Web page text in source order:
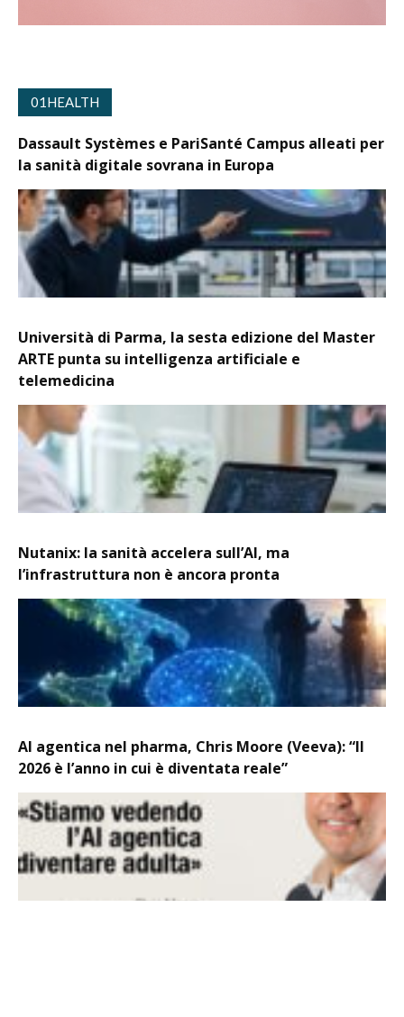
01HEALTH
Dassault Systèmes e PariSanté Campus alleati per
la sanità digitale sovrana in Europa
Università di Parma, la sesta edizione del Master
ARTE punta su intelligenza artificiale e
telemedicina
Nutanix: la sanità accelera sull’AI, ma
l’infrastruttura non è ancora pronta
AI agentica nel pharma, Chris Moore (Veeva): “Il
2026 è l’anno in cui è diventata reale”